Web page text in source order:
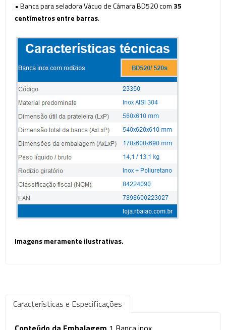
• Banca para seladora Vácuo de Câmara BD520 com 35
centímetros entre barras.
Imagens meramente ilustrativas.
Características e Especificações